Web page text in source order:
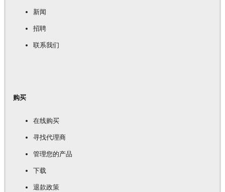
新闻
招聘
联系我们
购买
在线购买
寻找代理商
管理您的产品
下载
退款政策